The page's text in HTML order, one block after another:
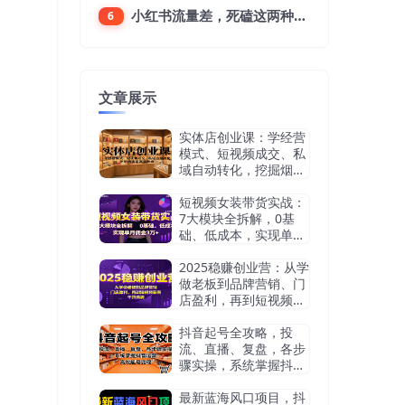
6 小红书流量差，死磕这两种笔记就好
文章展示
实体店创业课：学经营
模式、短视频成交、私
域自动转化，挖掘烟酒
短视频女装带货实战：
7大模块全拆解，0基
础、低成本，实现单月
2025稳赚创业营：从学
做老板到品牌营销、门
店盈利，再到短视频获
抖音起号全攻略，投
流、直播、复盘，各步
骤实操，系统掌握抖音
最新蓝海风口项目，抖